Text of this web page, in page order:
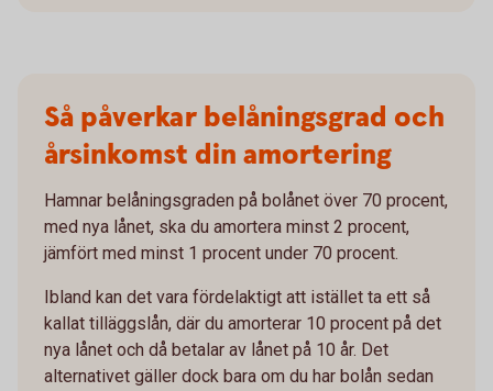
Så påverkar belåningsgrad och
årsinkomst din amortering
Hamnar belåningsgraden på bolånet över 70 procent,
med nya lånet, ska du amortera minst 2 procent,
jämfört med minst 1 procent under 70 procent.
Ibland kan det vara fördelaktigt att istället ta ett så
kallat tilläggslån, där du amorterar 10 procent på det
nya lånet och då betalar av lånet på 10 år. Det
alternativet gäller dock bara om du har bolån sedan